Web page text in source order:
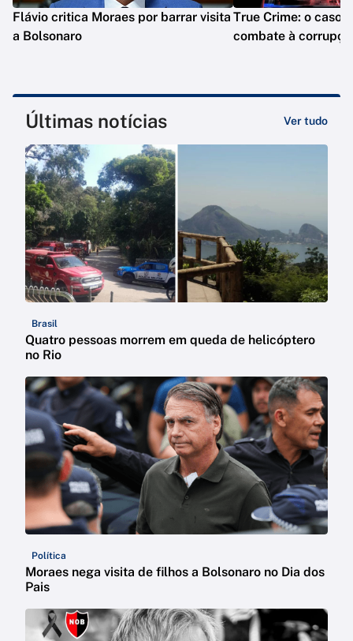
Flávio critica Moraes por barrar visita
a Bolsonaro
True Crime: o caso
combate à
Últimas notícias Ver tudo
Brasil
Quatro pessoas morrem em queda de helicóptero
no Rio
Política
Moraes nega visita de filhos a Bolsonaro no Dia dos
Pais